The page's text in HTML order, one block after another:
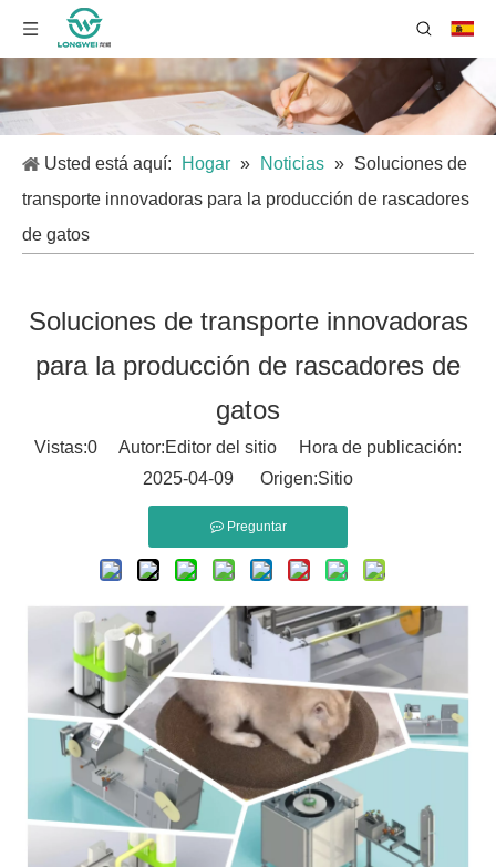
Usted está aquí: Hogar » Noticias » Soluciones de
transporte innovadoras para la producción de rascadores
de gatos
Soluciones de transporte innovadoras
para la producción de rascadores de
gatos
Vistas:0 Autor:Editor del sitio Hora de publicación:
2025-04-09 Origen:Sitio
Preguntar